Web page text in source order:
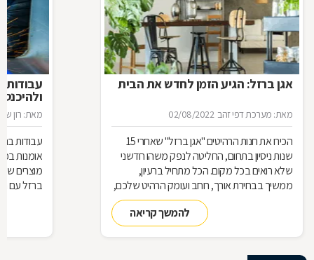
אגן ברזל: הגיע הזמן לחדש את הבית
מאת: מערכת דפי זהב 02/08/2022
הכירו את חנות הרהיטים ''אגן ברזל'' שאחרי 15
שנות ניסיון בתחום, החליטה לנפק משהו חדשני
שלא רואים בכל מקום. הכל מתחיל ברעיון,
ממשיך בבחירת אורך, רוחב ועומק הרהיט שלכם,
ממשיך בייצור מקורי ממיטב חומרי הגלם ומסתיים
ביצירת הפתרון המרשים והמעשי ביותר עבורכם
להמשך קריאה
עבודות
מאת: רון
עבודות
אומנות
מוצרים
ברזל עם